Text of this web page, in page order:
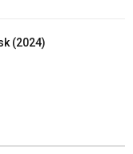
(2024)